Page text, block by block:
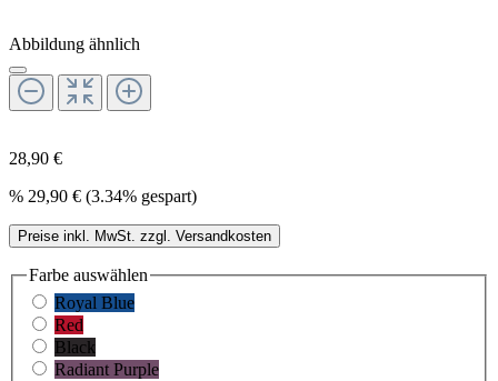
Abbildung ähnlich
28,90 €
% 29,90 € (3.34% gespart)
Preise inkl. MwSt. zzgl. Versandkosten
Farbe auswählen
Royal Blue
Red
Black
Radiant Purple